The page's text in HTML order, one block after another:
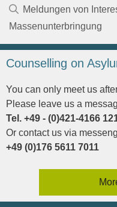
Kategorien
Meldungen von
Massenunterbringung
Counselling on
You can only meet us
Please leave us a
Tel. +49 - (0)421-4166
Or contact us via
+49 (0)176 5611 7011